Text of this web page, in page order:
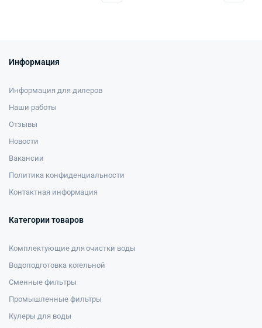
Информация
Информация для дилеров
Наши работы
Отзывы
Новости
Вакансии
Политика конфиденциальности
Контактная информация
Категории товаров
Комплектующие для очистки воды
Водоподготовка котельной
Сменные фильтры
Промышленные фильтры
Кулеры для воды